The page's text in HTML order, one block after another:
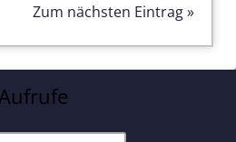
Zum nächsten Eintrag »